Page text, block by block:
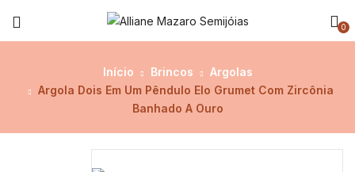
0
Início Brincos
Argolas
Argola Dois Em Um Pêndulo Elo Grumet Com Zircônia
Banhado A Ouro